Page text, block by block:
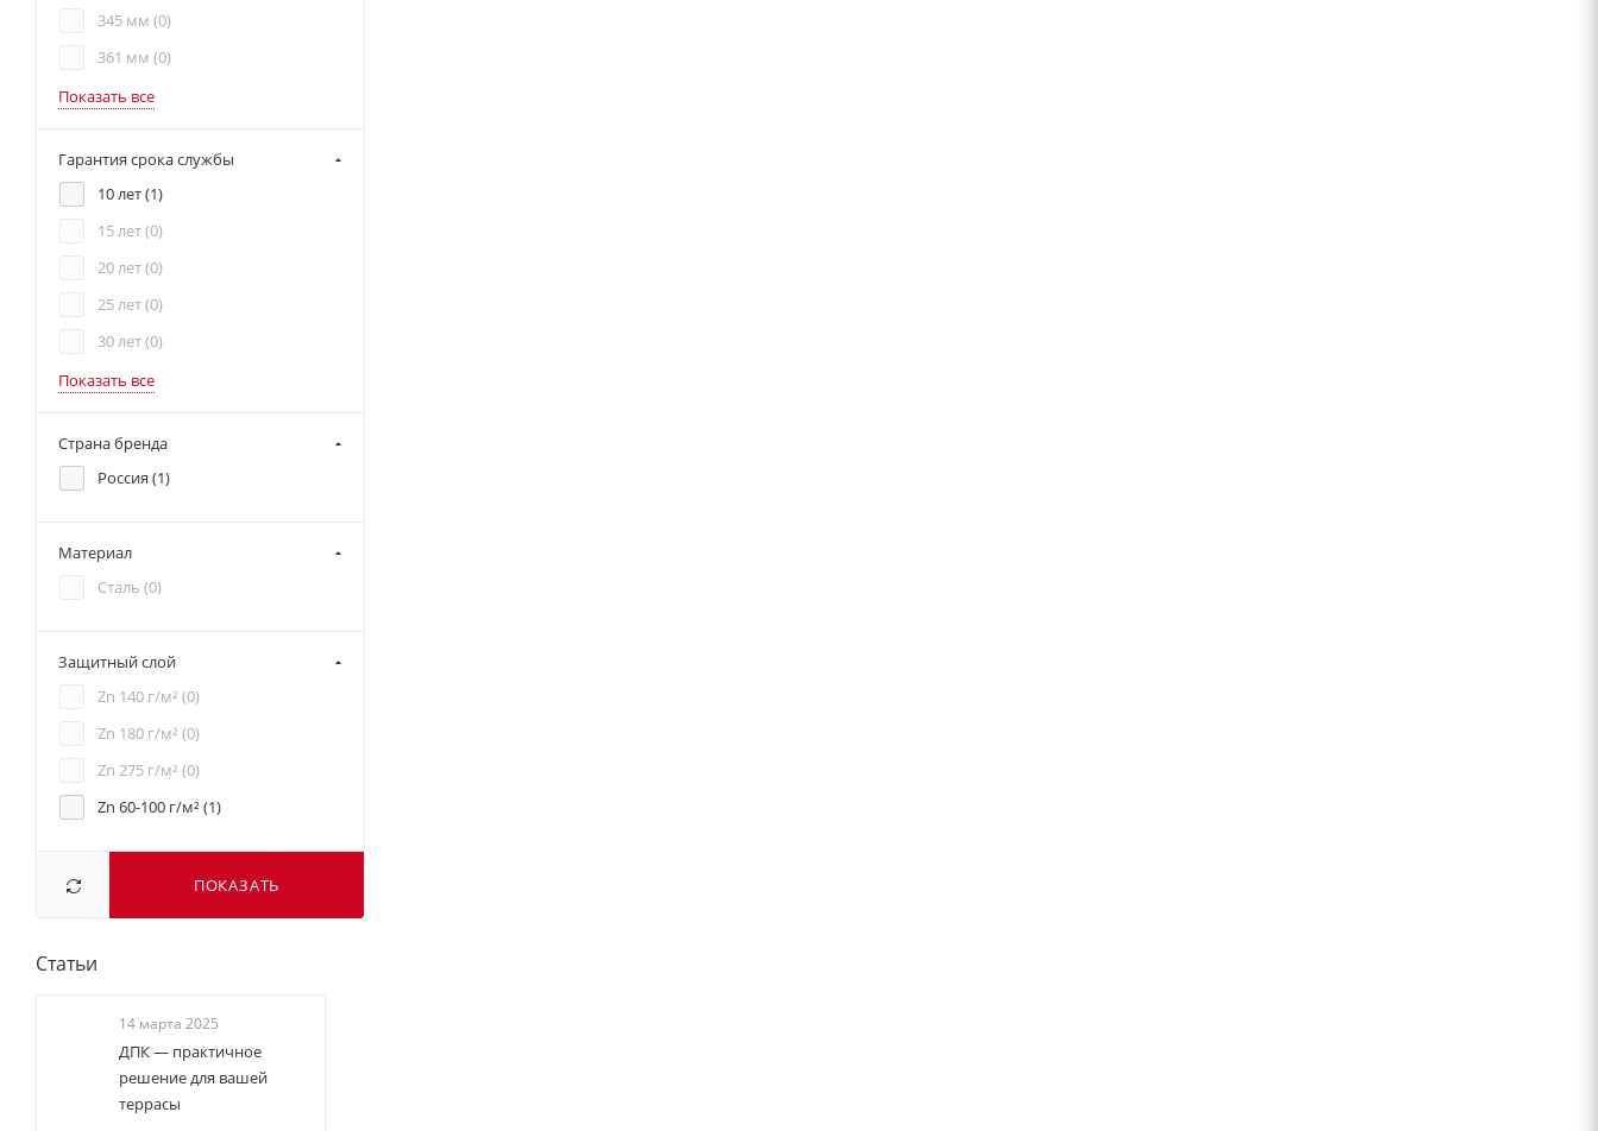
345 мм (0)
361 мм (0)
Показать все
Гарантия срока службы
10 лет (1)
15 лет (0)
20 лет (0)
25 лет (0)
30 лет (0)
Показать все
Страна бренда
Россия (1)
Материал
Сталь (0)
Защитный слой
Zn 140 г/м² (0)
Zn 180 г/м² (0)
Zn 275 г/м² (0)
Zn 60-100 г/м² (1)
ПОКАЗАТЬ
Статьи
14 марта 2025
ДПК — практичное
решение для вашей
террасы